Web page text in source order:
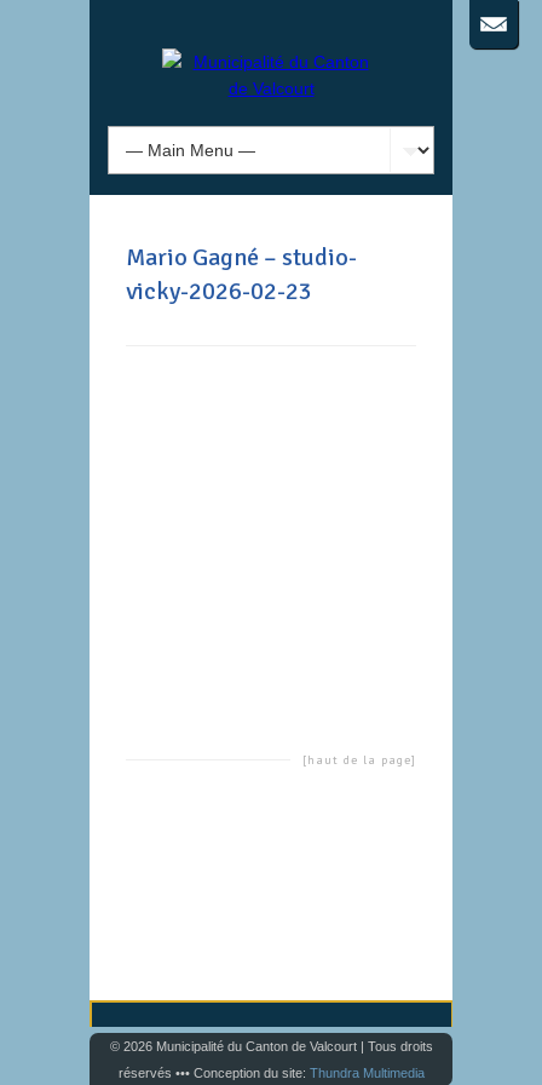
Mario Gagné – studio-
vicky-2026-02-23
[haut de la page]
© 2026 Municipalité du Canton de Valcourt | Tous droits
réservés ••• Conception du site: Thundra Multimedia